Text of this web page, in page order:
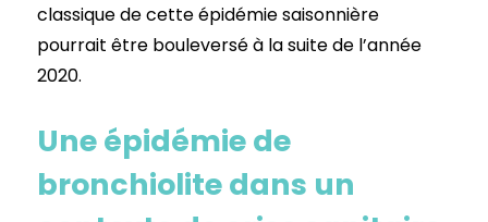
classique de cette épidémie saisonnière
pourrait être bouleversé à la suite de l’année
2020.
Une épidémie de
bronchiolite dans un